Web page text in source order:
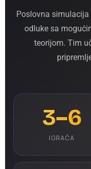
Poslovna
odluke sa
teorijom. Tim
3–6
IGRAČA